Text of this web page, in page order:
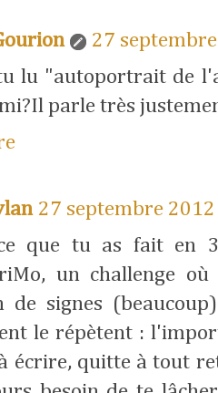
27
lu "autoportrait de
parle très
27 septembre
que tu as fait en
un challenge
de signes
le répètent :
écrire, quitte à tout